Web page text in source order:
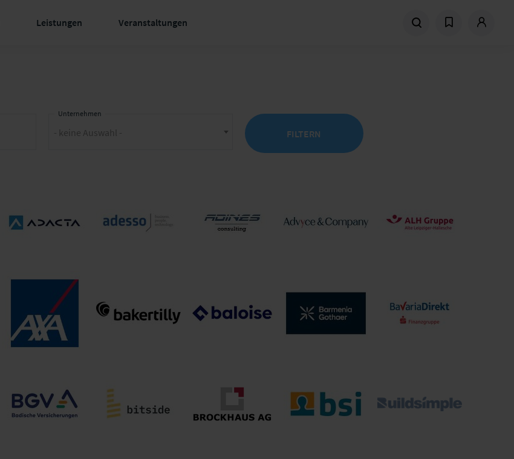
Leistungen Veranstaltungen
- keine Auswahl -
Unternehmen
FILTERN
Adacta adesso SE Adines Consulting Advyce & Company
GmbH
ALTE LEIPZIGER –
HALLESCHE Konzern
AXA Konzern AG Rechtsanwaltsgesellschaft
mbH
Baloise Barmenia.Gothaer
Gruppe BavariaDirekt